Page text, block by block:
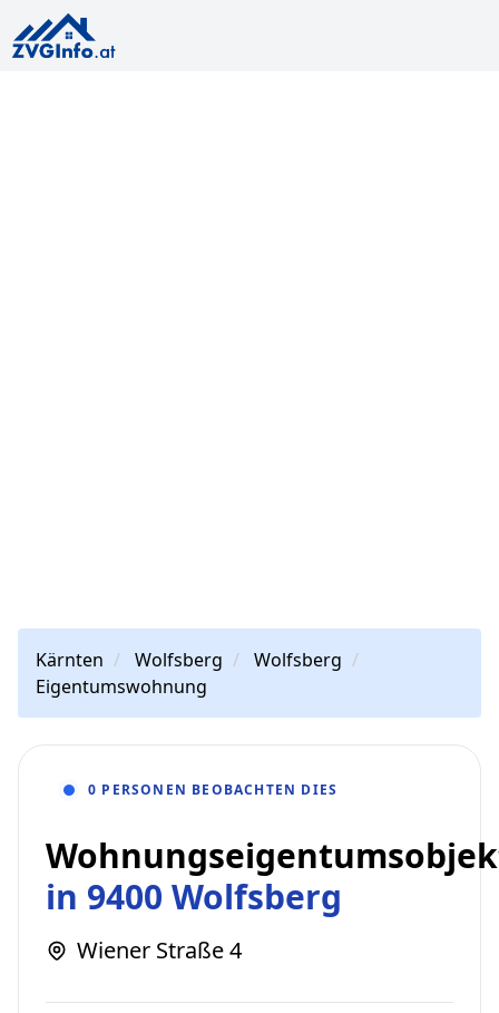
Kärnten Wolfsberg
Wolfsberg
Eigentumswohnung
0 PERSONEN BEOBACHTEN DIES
in 9400 Wolfsberg
Wiener Straße 4